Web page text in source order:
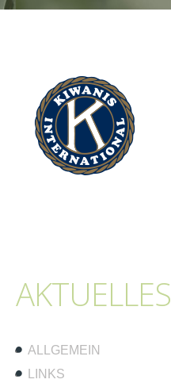
AKTUELLES
ALLGEMEIN
LINKS